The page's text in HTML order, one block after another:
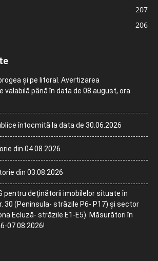
207
206
și pe litoral. Avertizarea
valabilă până în data de 08 august, ora
întocmită la data de 30.06.2026
din 04.08.2026
din 03.08.2026
pentru deținătorii imobilelor situate în
30 (Peninsula- străzile P6- P17) și sector
Ecluză- străzile E1-E5). Măsurători în
07.08.2026!